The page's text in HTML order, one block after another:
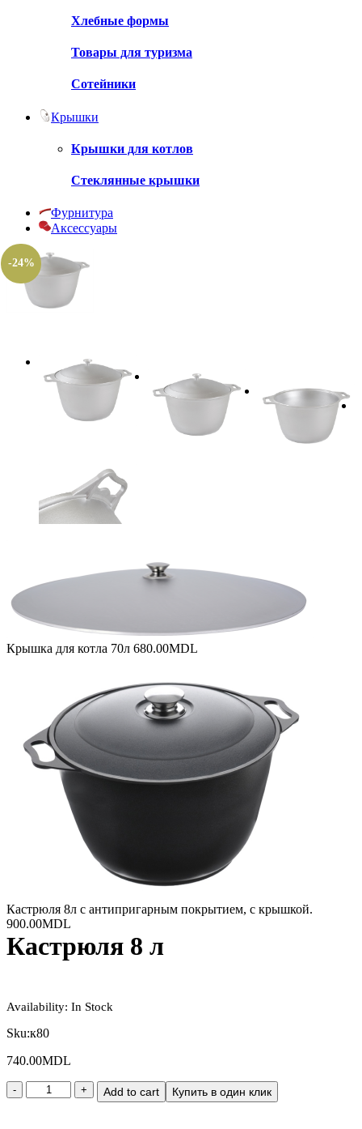
Хлебные формы
Товары для туризма
Сотейники
Крышки
Крышки для котлов
Стеклянные крышки
Фурнитура
Аксессуары
Крышка для котла 70л 680.00MDL
Кастрюля 8л с антипригарным покрытием, с крышкой.
900.00MDL
Кастрюля 8 л
Availability: In Stock
Sku:к80
740.00MDL
Add to cart Купить в один клик
-24%